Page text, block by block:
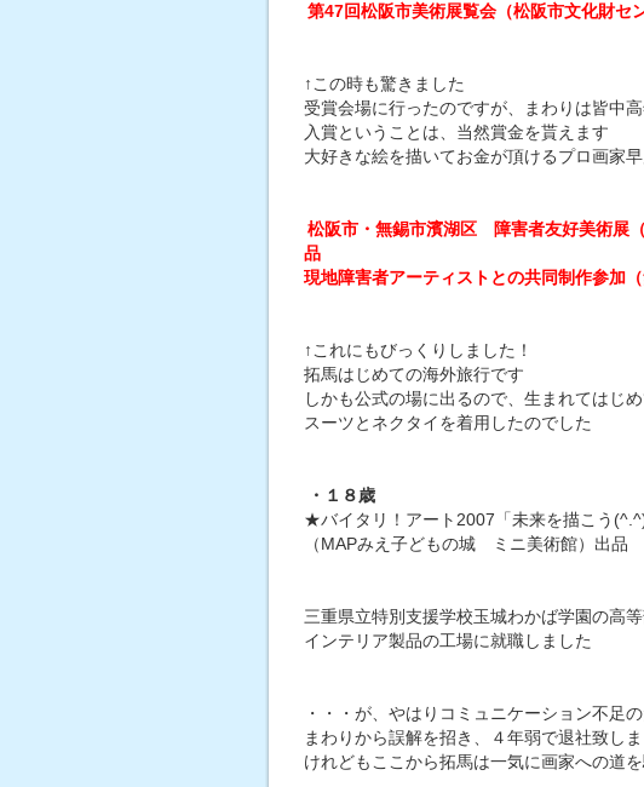
第47回松阪市美術展覧会（松阪市文化財
↑この時も驚きました
受賞会場に行ったのですが、まわりは皆中
入賞ということは、当然賞金を貰えます
大好きな絵を描いてお金が頂けるプロ画家
松阪市・無錫市濱湖区 障害者友好美術展
品
現地障害者アーティストとの共同制作参加
↑これにもびっくりしました！
拓馬はじめての海外旅行です
しかも公式の場に出るので、生まれてはじ
スーツとネクタイを着用したのでした
・１８歳
★バイタリ！アート2007「未来を描こう
（MAPみえ子どもの城 ミニ美術館）出品
三重県立特別支援学校玉城わかば学園の高
インテリア製品の工場に就職しました
・・・が、やはりコミュニケーション不足
まわりから誤解を招き、４年弱で退社致し
けれどもここから拓馬は一気に画家への道